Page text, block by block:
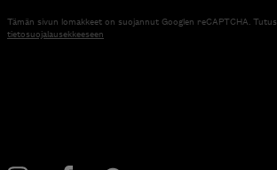
Tämän sivun lomakkeet on suojannut Googlen reCAPTCHA.
tietosuojalausekkeeseen